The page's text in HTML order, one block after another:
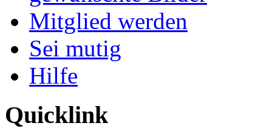
Mitglied werden
Sei mutig
Hilfe
Quicklink